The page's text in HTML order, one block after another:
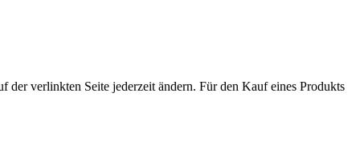
der verlinkten Seite jederzeit ändern. Für den Kauf eines Produkts